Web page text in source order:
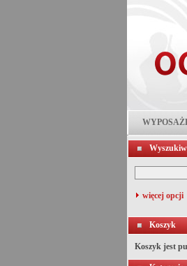
więcej opcji
Koszyk
Koszyk jest